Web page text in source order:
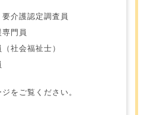
要介護認定調査員
専門員
社会福祉士）
をご覧ください。